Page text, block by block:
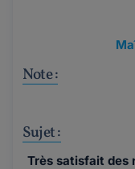
Note :
Sujet :
Très satisfait des